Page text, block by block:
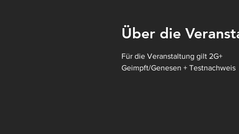
Über die
Für die Veranstaltung gilt 2G+
Geimpft/Genesen + Testnachweis